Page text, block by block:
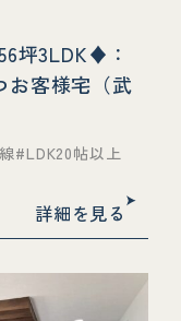
坪3LDK♦：
お客様宅（武
LDK20帖以上
詳細を見る